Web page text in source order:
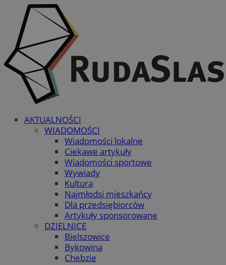
AKTUALNOŚCI
WIADOMOŚCI
Wiadomości lokalne
Ciekawe artykuły
Wiadomości sportowe
Wywiady
Kultura
Najmłodsi mieszkańcy
Dla przedsiębiorców
Artykuły sponsorowane
DZIELNICE
Bielszowice
Bykowina
Chebzie